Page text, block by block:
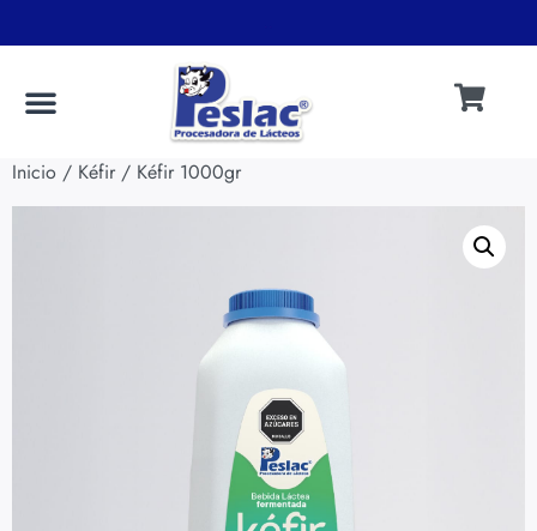
Inicio / Kéfir / Kéfir 1000gr